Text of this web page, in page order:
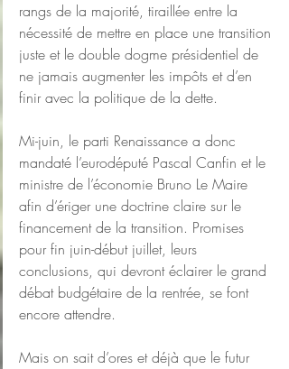
rangs de la majorité, tiraillée entre la
nécessité de mettre en place une transition
juste et le double dogme présidentiel de
ne jamais augmenter les impôts et d’en
finir avec la politique de la dette.
Mi-juin, le parti Renaissance a donc
mandaté l’eurodéputé Pascal Canfin et le
ministre de l’économie Bruno Le Maire
afin d’ériger une doctrine claire sur le
financement de la transition. Promises
pour fin juin-début juillet, leurs
conclusions, qui devront éclairer le grand
débat budgétaire de la rentrée, se font
encore attendre.
Mais on sait d’ores et déjà que le futur